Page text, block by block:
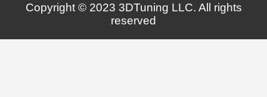
Copyright © 2023 3DTuning LLC. All rights
reserved